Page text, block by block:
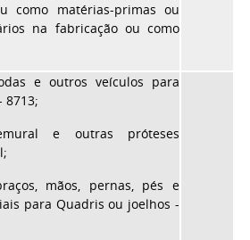
como matérias-primas ou
na fabricação ou como
e outros veículos para
8713;
e outras próteses
mãos, pernas, pés e
para Quadris ou joelhos -